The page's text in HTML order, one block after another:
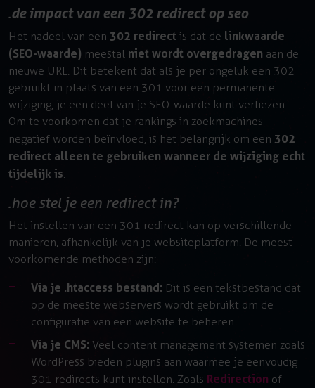
de impact van een 302 redirect op seo
Het nadeel van een 302 redirect is dat de linkwaarde
(SEO-waarde) meestal niet wordt overgedragen aan de
nieuwe URL. Dit betekent dat als je per ongeluk een 302
gebruikt in plaats van een 301 voor een permanente
wijziging, je een deel van je SEO-waarde kunt verliezen.
Om te voorkomen dat je rankings in zoekmachines
negatief worden beïnvloed, is het belangrijk om een 302
redirect alleen te gebruiken wanneer de wijziging echt
tijdelijk is.
hoe stel je een redirect in?
Het instellen van een 301 redirect kan op verschillende
manieren, afhankelijk van je websiteplatform. De meest
voorkomende methoden zijn:
Via je .htaccess bestand: Dit is een tekstbestand dat
op de meeste webservers wordt gebruikt om de
configuratie van een website te beheren.
Via je CMS: Veel content management systemen zoals
WordPress bieden plugins aan waarmee je eenvoudig
301 redirects kunt instellen. Zoals Redirection of